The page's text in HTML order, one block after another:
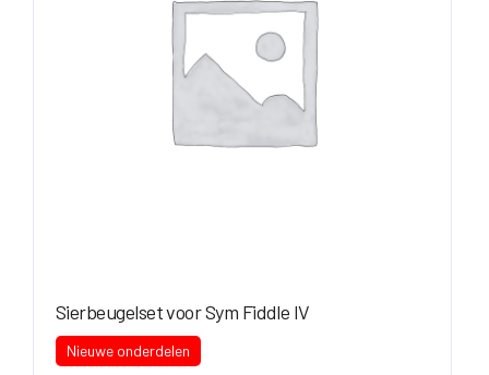
Sierbeugelset voor Sym Fiddle IV
Nieuwe onderdelen